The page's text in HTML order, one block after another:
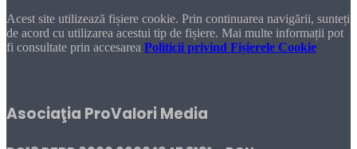
Acest site utilizează fișiere cookie. Prin continuarea navigării, sunteți
de acord cu utilizarea acestui tip de fișiere. Mai multe informații pot
fi consultate prin accesarea Politicii privind Fișierele Cookie
Asociaţia ProValori Media